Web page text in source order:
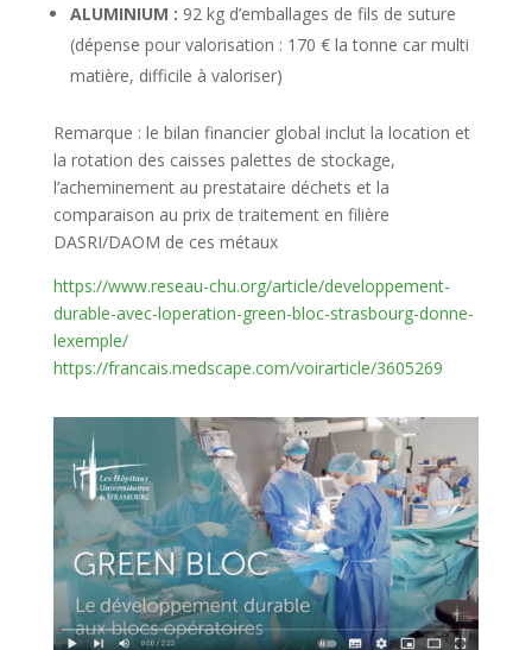
ALUMINIUM : 92 kg d’emballages de fils de suture
(dépense pour valorisation : 170 € la tonne car multi
matière, difficile à valoriser)
Remarque : le bilan financier global inclut la location et
la rotation des caisses palettes de stockage,
l’acheminement au prestataire déchets et la
comparaison au prix de traitement en filière
DASRI/DAOM de ces métaux
https://www.reseau-chu.org/article/developpement-
durable-avec-loperation-green-bloc-strasbourg-donne-
lexemple/
https://francais.medscape.com/voirarticle/3605269